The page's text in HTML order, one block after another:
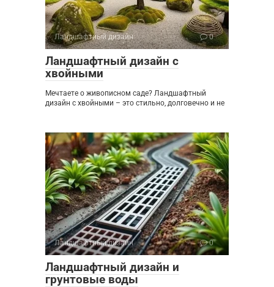
Ландшафтный дизайн 0
Ландшафтный дизайн с
хвойными
Мечтаете о живописном саде? Ландшафтный
дизайн с хвойными – это стильно, долговечно и не
Ландшафтный дизайн 0
Ландшафтный дизайн и
грунтовые воды